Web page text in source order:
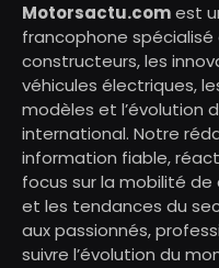
Motorsactu.comest
francophone spécialisé
constructeurs, les
véhicules électriques,
modèles et l’évolution
international. Notre
information fiable,
focus sur la mobilité de
et les tendances du
aux passionnés,
suivre l’évolution du